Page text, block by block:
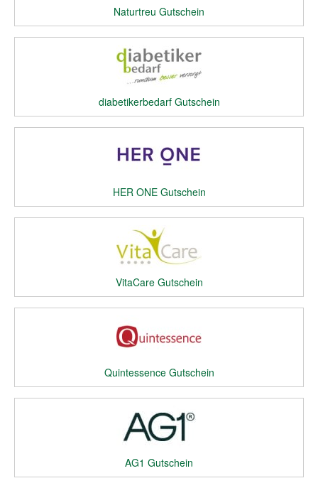
Naturtreu Gutschein
diabetikerbedarf Gutschein
HER ONE Gutschein
VitaCare Gutschein
Quintessence Gutschein
AG1 Gutschein